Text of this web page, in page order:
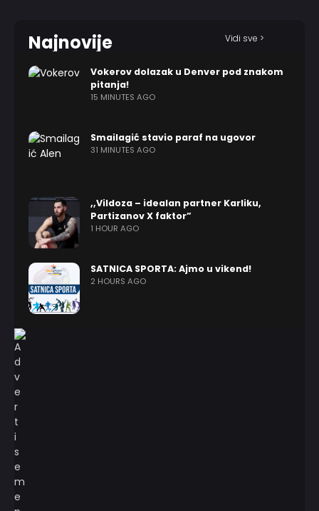
Najnovije Vidi sve >
Vokerov dolazak u Denver pod znakom
pitanja!
15 MINUTES AGO
Smailagić stavio paraf na ugovor
31 MINUTES AGO
,,Vildoza – idealan partner Karliku,
Partizanov X faktor”
1 HOUR AGO
SATNICA SPORTA: Ajmo u vikend!
2 HOURS AGO